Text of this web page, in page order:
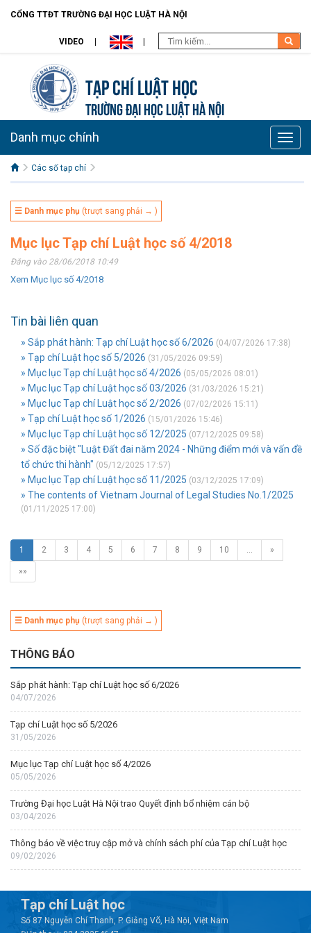
CỔNG TTĐT TRƯỜNG ĐẠI HỌC LUẬT HÀ NỘI
VIDEO
Tạp chí Luật học
TRƯỜNG ĐẠI HỌC LUẬT HÀ NỘI
Toggle
Danh mục chính
Các số tạp chí
☰ Danh mục phụ (trượt sang phải → )
Mục lục Tạp chí Luật học số 4/2018
Đăng vào 28/06/2018 10:49
Xem Mục lục số 4/2018
Tin bài liên quan
» Sắp phát hành: Tạp chí Luật học số 6/2026 (04/07/2026 17:38)
» Tạp chí Luật học số 5/2026 (31/05/2026 09:59)
» Mục lục Tạp chí Luật học số 4/2026 (05/05/2026 08:01)
» Mục lục Tạp chí Luật học số 03/2026 (31/03/2026 15:21)
» Mục lục Tạp chí Luật học số 2/2026 (07/02/2026 15:11)
» Tạp chí Luật học số 1/2026 (15/01/2026 15:46)
» Mục lục Tạp chí Luật học số 12/2025 (07/12/2025 09:58)
» Số đặc biệt "Luật Đất đai năm 2024 - Những điểm mới và vấn đề
tổ chức thi hành" (05/12/2025 17:57)
» Mục lục Tạp chí Luật học số 11/2025 (03/12/2025 17:09)
» The contents of Vietnam Journal of Legal Studies No.1/2025
(01/11/2025 17:00)
1 2 3 4 5 6 7 8 9 10 … »
»»
☰ Danh mục phụ (trượt sang phải → )
THÔNG BÁO
Sắp phát hành: Tạp chí Luật học số 6/2026
04/07/2026
Tạp chí Luật học số 5/2026
31/05/2026
Mục lục Tạp chí Luật học số 4/2026
05/05/2026
Trường Đại học Luật Hà Nội trao Quyết định bổ nhiệm cán bộ
03/04/2026
Thông báo về việc truy cập mở và chính sách phí của Tạp chí Luật học
09/02/2026
Tạp chí Luật học
Số 87 Nguyễn Chí Thanh, P. Giảng Võ, Hà Nội, Việt Nam